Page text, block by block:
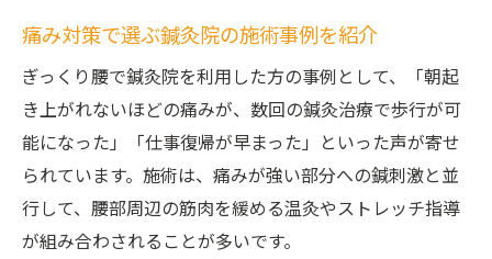
痛み対策で選ぶ鍼灸院の施術事例を紹介
ぎっくり腰で鍼灸院を利用した方の事例として、「朝起
き上がれないほどの痛みが、数回の鍼灸治療で歩行が可
能になった」「仕事復帰が早まった」といった声が寄せ
られています。施術は、痛みが強い部分への鍼刺激と並
行して、腰部周辺の筋肉を緩める温灸やストレッチ指導
が組み合わされることが多いです。